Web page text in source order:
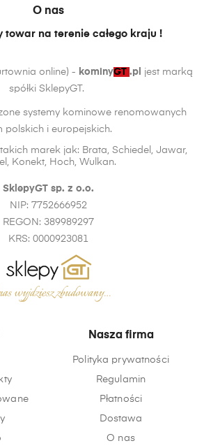
O nas
towar na terenie całego kraju !
online) - kominyGT .pl
jest marką
spółki SklepyGT.
systemy kominowe renomowanych
polskich i europejskich.
marek jak: Brata, Schiedel, Jawar,
Konekt, Hoch, Wulkan.
SklepyGT sp. z o.o.
NIP: 7752666952
REGON: 389989297
KRS: 0000923081
Nasza firma
Polityka prywatności
Regulamin
Płatności
Dostawa
O nas